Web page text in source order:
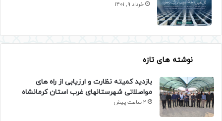
خرداد 9, 1401
نوشته های تازه
بازدید کمیته نظارت و ارزیابی از راه های
مواصلاتی شهرستانهای غرب استان کرمانشاه
2 ساعت پیش